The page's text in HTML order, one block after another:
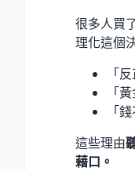
很多人買
理化這個
「
「
「
這些理由
藉口。